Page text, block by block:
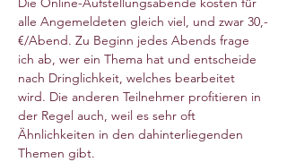
alle Angemeldeten gleich viel, und zwar 30,-
€/Abend. Zu Beginn jedes Abends frage
ich ab, wer ein Thema hat und entscheide
nach Dringlichkeit, welches bearbeitet
wird. Die anderen Teilnehmer profitieren in
der Regel auch, weil es sehr oft
Ähnlichkeiten in den dahinterliegenden
Themen gibt.